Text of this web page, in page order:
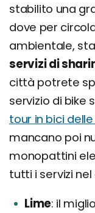
stabilito una
dove per
ambientale, sta
servizi di
città potrete
servizio di bike
tour in bici
mancano poi
monopattini
tutti i servizi
Lime il